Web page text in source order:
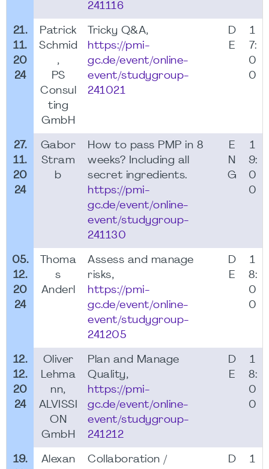
241116
21.
11.
20
24
Patrick
Schmid
,
PS
Consul
ting
GmbH
Tricky Q&A,
https://pmi-
gc.de/event/online-
event/studygroup-
241021
D
E
1
7:
0
0
27.
11.
20
24
Gabor
Stram
b
How to pass PMP in 8
weeks? Including all
secret ingredients.
https://pmi-
gc.de/event/online-
event/studygroup-
241130
E
N
G
1
9:
0
0
05.
12.
20
24
Thoma
s
Anderl
Assess and manage
risks,
https://pmi-
gc.de/event/online-
event/studygroup-
241205
D
E
1
8:
0
0
12.
12.
20
24
Oliver
Lehma
nn,
ALVISSI
ON
GmbH
Plan and Manage
Quality,
https://pmi-
gc.de/event/online-
event/studygroup-
241212
D
E
1
8:
0
0
19.
Alexan
Collaboration /
D
1